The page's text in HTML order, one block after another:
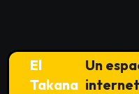
El
Takana
Un
internet